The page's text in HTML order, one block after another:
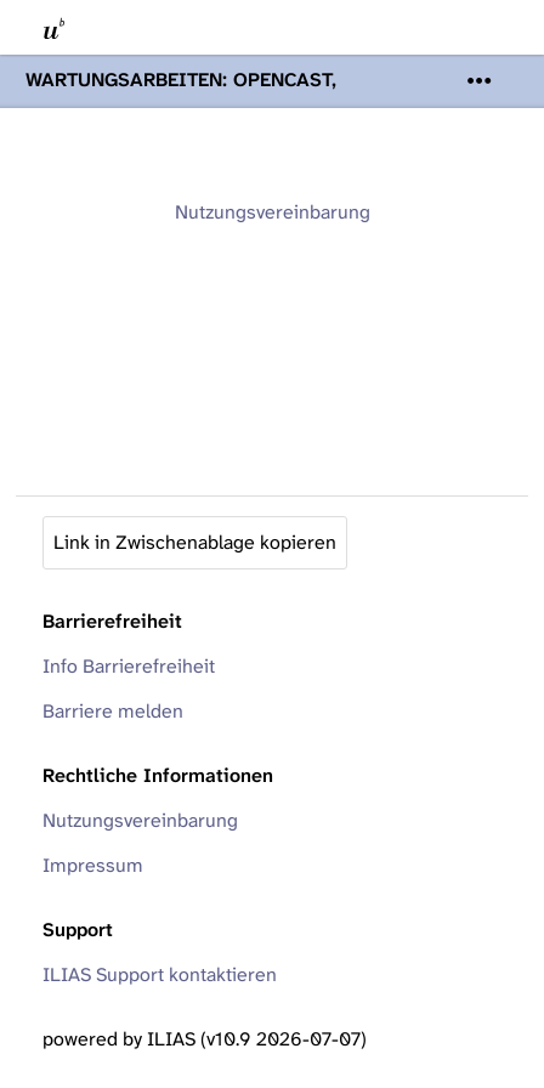
WARTUNGSARBEITEN: OPENCAST,
PODCASTS & TOBIRA
Mi 19. August
Opencast-Videos und Tobira nicht zur
Nutzungsvereinbarung
Link in Zwischenablage kopieren
Barrierefreiheit
Info Barrierefreiheit
Barriere melden
Rechtliche Informationen
Nutzungsvereinbarung
Impressum
Support
ILIAS Support kontaktieren
powered by ILIAS (v10.9 2026-07-07)